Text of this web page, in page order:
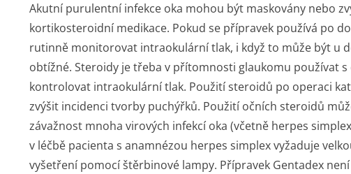
Akutní purulentní infekce oka mohou být maskovány nebo
kortikosteroidní medikace. Pokud se přípravek používá po
rutinně monitorovat intraokulární tlak, i když to může být u
obtížné. Steroidy je třeba v přítomnosti glaukomu používat
kontrolovat intraokulární tlak. Použití steroidů po operaci
zvýšit incidenci tvorby puchýřků. Použití očních steroidů
závažnost mnoha virových infekcí oka (včetně herpes
v léčbě pacienta s anamnézou herpes simplex vyžaduje
vyšetření pomocí štěrbinové lampy. Přípravek Gentadex